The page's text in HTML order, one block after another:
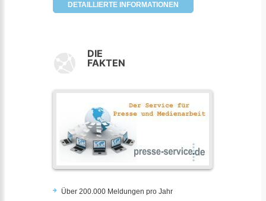
DETAILLIERTE INFORMATIONEN
DIE
FAKTEN
Über 200.000 Meldungen pro Jahr